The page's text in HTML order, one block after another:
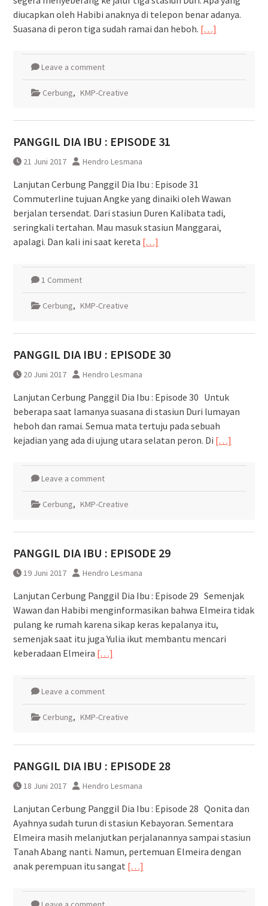
diucapkan oleh Habibi anaknya di telepon benar adanya.
Suasana di peron tiga sudah ramai dan heboh. […]
Leave a comment
Cerbung, KMP-Creative
PANGGIL DIA IBU : EPISODE 31
21 Juni 2017 Hendro Lesmana
Lanjutan Cerbung Panggil Dia Ibu : Episode 31
Commuterline tujuan Angke yang dinaiki oleh Wawan
berjalan tersendat. Dari stasiun Duren Kalibata tadi,
seringkali tertahan. Mau masuk stasiun Manggarai,
apalagi. Dan kali ini saat kereta […]
1 Comment
Cerbung, KMP-Creative
PANGGIL DIA IBU : EPISODE 30
20 Juni 2017 Hendro Lesmana
Lanjutan Cerbung Panggil Dia Ibu : Episode 30 Untuk
beberapa saat lamanya suasana di stasiun Duri lumayan
heboh dan ramai. Semua mata tertuju pada sebuah
kejadian yang ada di ujung utara selatan peron. Di […]
Leave a comment
Cerbung, KMP-Creative
PANGGIL DIA IBU : EPISODE 29
19 Juni 2017 Hendro Lesmana
Lanjutan Cerbung Panggil Dia Ibu : Episode 29 Semenjak
Wawan dan Habibi menginformasikan bahwa Elmeira tidak
pulang ke rumah karena sikap keras kepalanya itu,
semenjak saat itu juga Yulia ikut membantu mencari
keberadaan Elmeira […]
Leave a comment
Cerbung, KMP-Creative
PANGGIL DIA IBU : EPISODE 28
18 Juni 2017 Hendro Lesmana
Lanjutan Cerbung Panggil Dia Ibu : Episode 28 Qonita dan
Ayahnya sudah turun di stasiun Kebayoran. Sementara
Elmeira masih melanjutkan perjalanannya sampai stasiun
Tanah Abang nanti. Namun, pertemuan Elmeira dengan
anak perempuan itu sangat […]